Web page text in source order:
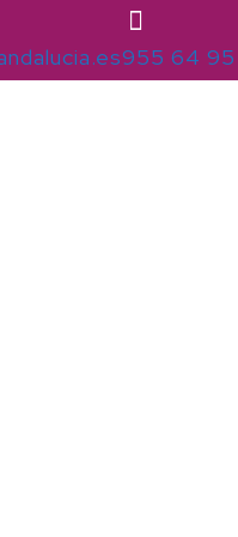
955 64 95